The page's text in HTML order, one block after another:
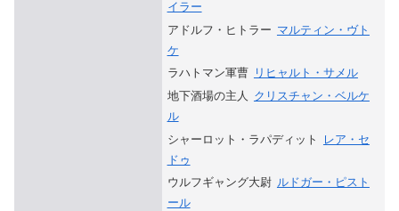
イラー
アドルフ・ヒトラー マルティン・ヴト
ケ
ラハトマン軍曹
リヒャルト・サメル
地下酒場の主人 クリスチャン・ベルケ
ル
シャーロット・ラパディット
レア・セ
ドゥ
ウルフギャング大尉 ルドガー・ピスト
ール